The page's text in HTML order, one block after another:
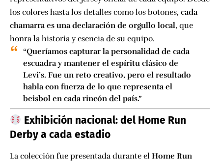
los colores hasta los detalles como los botones, cada
chamarra es una declaración de orgullo local, que
honra la historia y esencia de su equipo.
“Queríamos capturar la personalidad de cada
escuadra y mantener el espíritu clásico de
Levi’s. Fue un reto creativo, pero el resultado
habla con fuerza de lo que representa el
beisbol en cada rincón del país.”
Exhibición nacional: del Home Run
Derby a cada estadio
La colección fue presentada durante el Home Run